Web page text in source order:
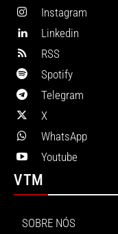
Instagram
Linkedin
RSS
Spotify
Telegram
X
WhatsApp
Youtube
VTM
SOBRE NÓS